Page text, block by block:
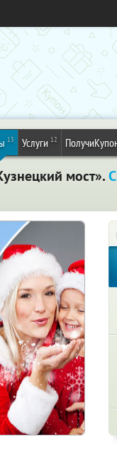
13 Услуги 12
мост».